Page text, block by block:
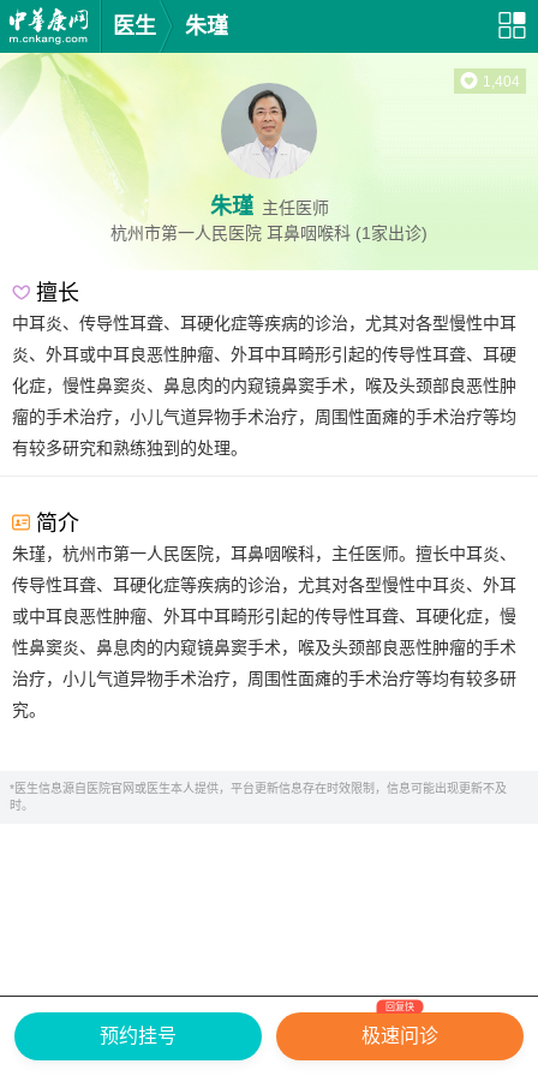
医生 朱瑾
朱瑾 主任医师
杭州市第一人民医院 耳鼻咽喉科 (1家出诊)
1,404
擅长
中耳炎、传导性耳聋、耳硬化症等疾病的诊治，尤其对各型慢性中耳
炎、外耳或中耳良恶性肿瘤、外耳中耳畸形引起的传导性耳聋、耳硬
化症，慢性鼻窦炎、鼻息肉的内窥镜鼻窦手术，喉及头颈部良恶性肿
瘤的手术治疗，小儿气道异物手术治疗，周围性面瘫的手术治疗等均
有较多研究和熟练独到的处理。
简介
朱瑾，杭州市第一人民医院，耳鼻咽喉科，主任医师。擅长中耳炎、
传导性耳聋、耳硬化症等疾病的诊治，尤其对各型慢性中耳炎、外耳
或中耳良恶性肿瘤、外耳中耳畸形引起的传导性耳聋、耳硬化症，慢
性鼻窦炎、鼻息肉的内窥镜鼻窦手术，喉及头颈部良恶性肿瘤的手术
治疗，小儿气道异物手术治疗，周围性面瘫的手术治疗等均有较多研
究。
*医生信息源自医院官网或医生本人提供，平台更新信息存在时效限制，信息可能出现更新不及
时。
网上有害信息举报专区
关于我们
Copyright ©
2026 中华康网 版权所有
预约挂号 极速问诊
回复快